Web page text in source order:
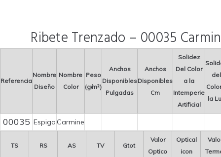
Ribete Trenzado – 00035
Referencia
Nombre
Diseño
Nombre
Color
Peso
(g/m²)
Anchos
Disponibles
Pulgadas
Anchos
Disponibles
Cm
Solidez
Del Color
a la
Intemperie
Artificial
del
la
00035 Espiga Carmine
TS RS AS TV Gtot
Valor
Optico
Optical
icon